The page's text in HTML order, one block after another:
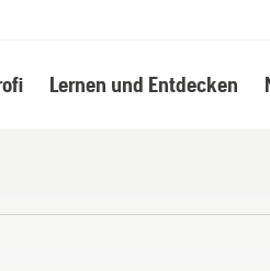
Lernen und Entdecken